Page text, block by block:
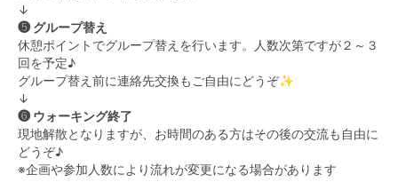
↓
❺ グループ替え
休憩ポイントでグループ替えを行います。人数次第ですが２～３
回を予定♪
グループ替え前に連絡先交換もご自由にどうぞ✨
↓
❻ ウォーキング終了
現地解散となりますが、お時間のある方はその後の交流も自由に
どうぞ♪
※企画や参加人数により流れが変更になる場合があります